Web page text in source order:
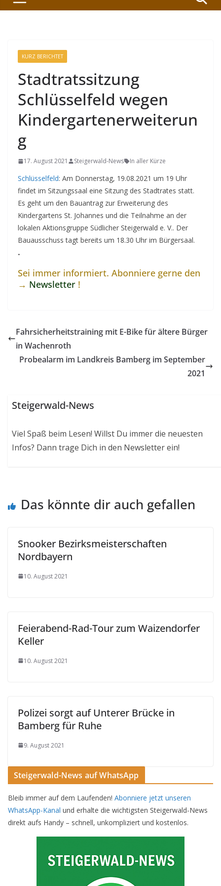
KURZ BERICHTET
Stadtratssitzung
Schlüsselfeld wegen
Kindergartenerweiterun
g
17. August 2021 Steigerwald-News In aller Kürze
Schlüsselfeld: Am Donnerstag, 19.08.2021 um 19 Uhr
findet im Sitzungssaal eine Sitzung des Stadtrates statt.
Es geht um den Bauantrag zur Erweiterung des
Kindergartens St. Johannes und die Teilnahme an der
lokalen Aktionsgruppe Südlicher Steigerwald e. V.. Der
Bauausschuss tagt bereits um 18.30 Uhr im Bürgersaal.
.
Sei immer informiert. Abonniere gerne den
→ Newsletter !
Fahrsicherheitstraining mit E-Bike für ältere Bürger
in Wachenroth
Probealarm im Landkreis Bamberg im September
2021
Steigerwald-News
Viel Spaß beim Lesen! Willst Du immer die neuesten
Infos? Dann trage Dich in den Newsletter ein!
Das könnte dir auch gefallen
Snooker Bezirksmeisterschaften
Nordbayern
10. August 2021
Feierabend-Rad-Tour zum Waizendorfer
Keller
10. August 2021
Polizei sorgt auf Unterer Brücke in
Bamberg für Ruhe
9. August 2021
Steigerwald-News auf WhatsApp
Bleib immer auf dem Laufenden! Abonniere jetzt unseren
WhatsApp-Kanal und erhalte die wichtigsten Steigerwald-News
direkt aufs Handy – schnell, unkompliziert und kostenlos.